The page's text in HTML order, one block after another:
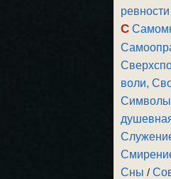
ревности
С
воли,
Символы
Сны /